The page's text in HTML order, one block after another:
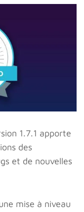
1.7.1 apporte
des
et de nouvelles
mise à niveau